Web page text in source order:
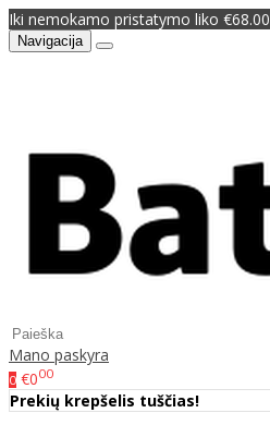
Iki nemokamo pristatymo liko €68.00
Navigacija
Mano paskyra
0 €000
Prekių krepšelis tuščias!